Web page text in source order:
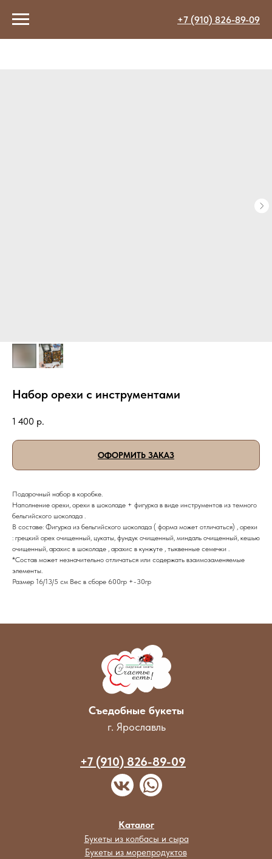
+7 (910) 826-89-09
Набор орехи с инструментами
1 400 р.
ОФОРМИТЬ ЗАКАЗ
Подарочный набор в коробке.
Наполнение орехи, орехи в шоколаде + фигурка в виде инструментов из темного
бельгийского шоколада .
В составе: Фигурка из бельгийского шоколада ( форма может отличаться) , орехи
: грецкий орех очищенный, цукаты, фундук очищенный, миндаль очищенный, кешью
очищенный, арахис в шоколаде , арахис в кунжуте , тыквенные семечки .
*Состав может незначительно отличаться или содержать взаимозаменяемые
элементы.
Размер 16/13/5 см Вес в сборе 600гр +-30гр
Съедобные букеты
г. Ярославль
Букеты из колбасы и сыра
Букеты из морепродуктов
Каталог
+7 (910) 826-89-09